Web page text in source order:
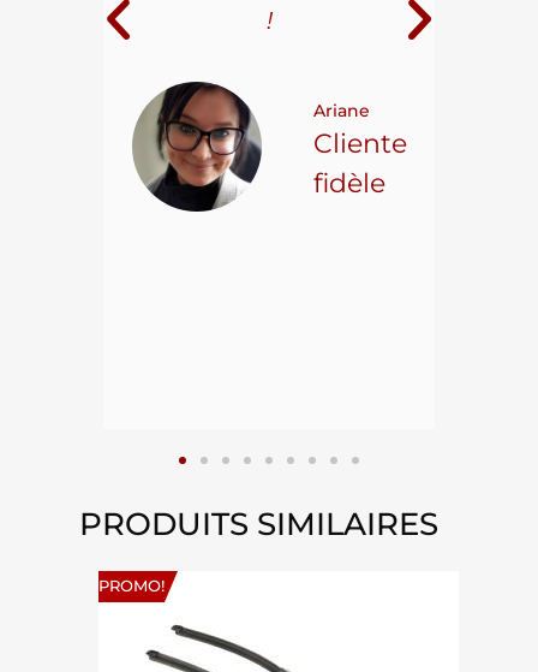
!
Ariane
Cliente
fidèle
PRODUITS SIMILAIRES
PROMO!